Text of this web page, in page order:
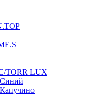
TORR LUX